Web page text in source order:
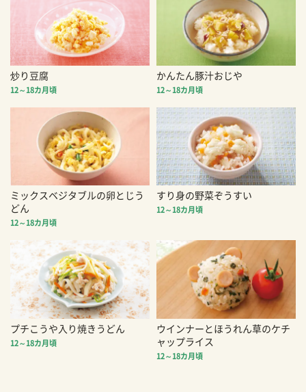
炒り豆腐
12～18カ月頃
かんたん豚汁おじや
12～18カ月頃
ミックスベジタブルの卵とじう
どん
12～18カ月頃
すり身の野菜ぞうすい
12～18カ月頃
プチこうや入り焼きうどん
12～18カ月頃
ウインナーとほうれん草のケチ
ャップライス
12～18カ月頃